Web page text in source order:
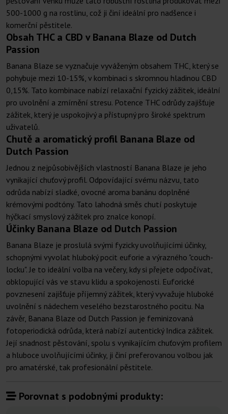
500-1000 g na rostlinu, což ji činí ideální pro nadšence i
komerční pěstitele.
Obsah THC a CBD v Banana Blaze od Dutch
Passion
Banana Blaze se vyznačuje vyváženým obsahem THC, který se
pohybuje mezi 10-15%, v kombinaci s skromnou hladinou CBD
0,15%. Tato kombinace nabízí relaxační fyzický zážitek, ideální
pro uvolnění a zmírnění stresu. Potence THC odrůdy zajišťuje
zážitek, který je uspokojivý a přístupný pro široké spektrum
uživatelů.
Chutě a aromatický profil Banana Blaze od
Dutch Passion
Jednou z nejpůsobivějších vlastností Banana Blaze je jeho
vynikající chuťový profil. Odpovídající svému názvu, tato
odrůda nabízí sladké, ovocné aroma banánu doplněné
krémovými podtóny. Tato lahodná směs chutí poskytuje
hýčkací smyslový zážitek pro znalce konopí.
Účinky Banana Blaze od Dutch Passion
Banana Blaze je proslulá svými fyzicky uvolňujícími účinky,
schopnými vyvolat hluboký pocit euforie a výrazného "couch-
locku". Je to ideální volba na večery, kdy si přejete odpočívat,
obklopující vás ve stavu klidu a spokojenosti. Euforické
povznesení zajišťuje příjemný zážitek, který vyvažuje hluboké
uvolnění s nádechem veselého bezstarostného pocitu. Na
závěr, Banana Blaze od Dutch Passion je feminizovaná
fotoperiodická odrůda, která nabízí autentický Indica zážitek.
Její snadnost pěstování, spolu s vynikajícím chuťovým profilem
a hluboce uvolňujícími účinky, ji činí preferovanou volbou jak
pro amatérské, tak profesionální pěstitele.
Porovnat s podobnými produkty: